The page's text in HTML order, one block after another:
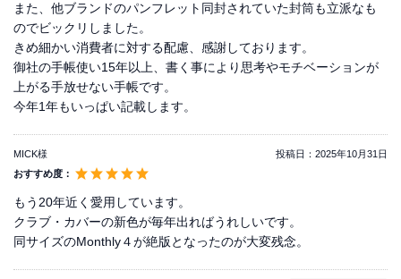
また、他ブランドのパンフレット同封されていた封筒も立派なも
のでビックリしました。
きめ細かい消費者に対する配慮、感謝しております。
御社の手帳使い15年以上、書く事により思考やモチベーションが
上がる手放せない手帳です。
今年1年もいっぱい記載します。
MICK様 投稿日： 2025年10月31日
おすすめ度：
もう20年近く愛用しています。
クラブ・カバーの新色が毎年出ればうれしいです。
同サイズのMonthly４が絶版となったのが大変残念。